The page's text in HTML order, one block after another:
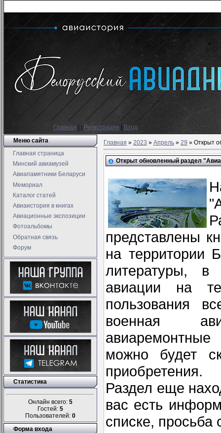
Главная Регистрация
Вход
Меню сайта
Главная страница
Минский авиамузей
Авиапамятники Беларуси
Мемориал
Каталог статей
Авиаистория в книгах
Авиационные экспозиции
Фотоальбомы
Обратная связь
Форум
Статистика
Онлайн всего: 5
Гостей: 5
Пользователей: 0
Форма входа
Главная»2023 » Апрель » 29» Открыт
Открыт обновленный раздел
представлены
на территории
литературы, в
авиации на
пользования
военная
можно будет
приобретения.
Раздел еще
вас есть
списке,